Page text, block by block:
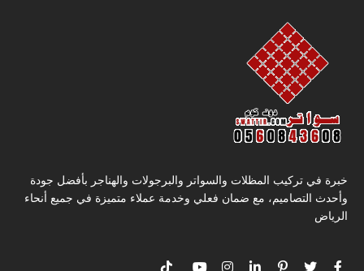
خبرة في تركيب المظلات والسواتر والبرجولات والهناجر بأفضل جودة
وأحدث التصاميم، مع ضمان فعلي وخدمة عملاء متميزة في جميع أنحاء
الرياض